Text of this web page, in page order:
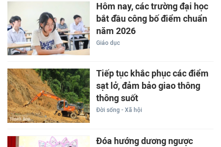
Hôm nay, các trường đại học
bắt đầu công bố điểm chuẩn
năm 2026
Giáo dục
Tiếp tục khắc phục các điểm
sạt lở, đảm bảo giao thông
thông suốt
Đời sống - Xã hội
Đóa hướng dương ngược